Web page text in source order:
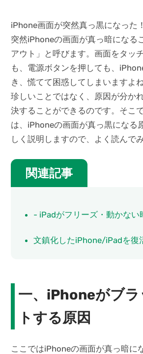
iPhone画面が突然真っ黒になった
突然iPhoneの画面が真っ暗になる
アウト」と呼びます。画面をタッ
も、電源ボタンを押しても、
き、慌てて困惑してしまいますよ
珍しいことではなく、原因が分か
決することができるのです。そこ
は、iPhoneの画面が真っ黒になる
しく説明しますので、よく読んで
関連記事
- iPadがフリーズ・動かない
文鎮化したiPhone/iPadを復
一、iPhoneがブラ
トする原因
ここではiPhoneの画面が真っ暗に